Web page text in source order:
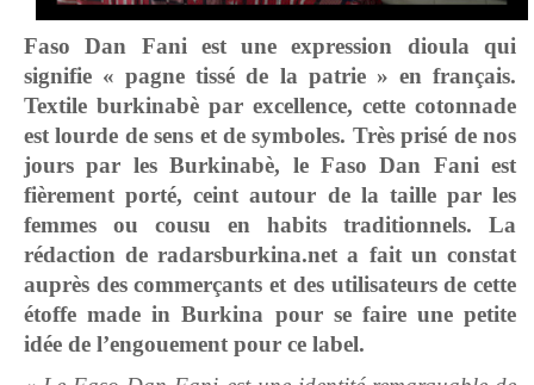
Faso Dan Fani est une expression dioula qui
signifie « pagne tissé de la patrie » en français.
Textile burkinabè par excellence, cette cotonnade
est lourde de sens et de symboles. Très prisé de nos
jours par les Burkinabè, le Faso Dan Fani est
fièrement porté, ceint autour de la taille par les
femmes ou cousu en habits traditionnels. La
rédaction de radarsburkina.net a fait un constat
auprès des commerçants et des utilisateurs de cette
étoffe made in Burkina pour se faire une petite
idée de l’engouement pour ce label.